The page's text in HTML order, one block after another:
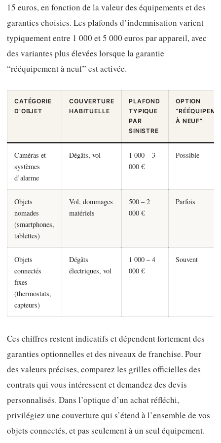
15 euros, en fonction de la valeur des équipements et des
garanties choisies. Les plafonds d’indemnisation varient
typiquement entre 1 000 et 5 000 euros par appareil, avec
des variantes plus élevées lorsque la garantie
“rééquipement à neuf” est activée.
CATÉGORIE
D’OBJET
COUVERTURE
HABITUELLE
PLAFOND
TYPIQUE
PAR
SINISTRE
OPTION
À NEUF”
Caméras et
systèmes
d’alarme
Dégâts, vol
1 000 – 3
000 €
Possible
Objets
nomades
(smartphones,
tablettes)
Vol, dommages
matériels
500 – 2
000 €
Parfois
Objets
connectés
fixes
(thermostats,
capteurs)
Dégâts
électriques, vol
1 000 – 4
000 €
Souvent
Ces chiffres restent indicatifs et dépendent fortement des
garanties optionnelles et des niveaux de franchise. Pour
des valeurs précises, comparez les grilles officielles des
contrats qui vous intéressent et demandez des devis
personnalisés. Dans l’optique d’un achat réfléchi,
privilégiez une couverture qui s’étend à l’ensemble de vos
objets connectés, et pas seulement à un seul équipement.